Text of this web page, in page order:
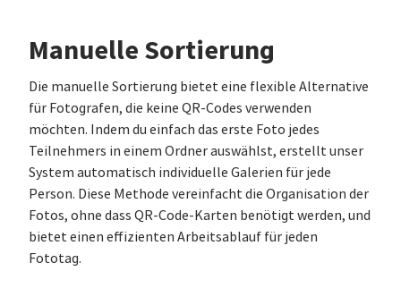
Manuelle Sortierung
Die manuelle Sortierung bietet eine flexible Alternative
für Fotografen, die keine QR-Codes verwenden
möchten. Indem du einfach das erste Foto jedes
Teilnehmers in einem Ordner auswählst, erstellt unser
System automatisch individuelle Galerien für jede
Person. Diese Methode vereinfacht die Organisation der
Fotos, ohne dass QR-Code-Karten benötigt werden, und
bietet einen effizienten Arbeitsablauf für jeden
Fototag.